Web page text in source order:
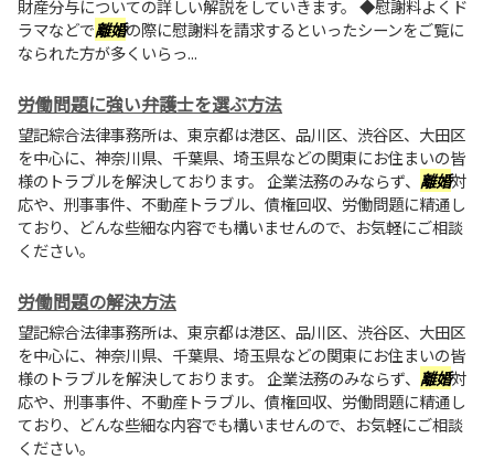
財産分与についての詳しい解説をしていきます。 ◆慰謝料よくド
ラマなどで離婚の際に慰謝料を請求するといったシーンをご覧に
なられた方が多くいらっ...
労働問題に強い弁護士を選ぶ方法
望記綜合法律事務所は、東京都は港区、品川区、渋谷区、大田区
を中心に、神奈川県、千葉県、埼玉県などの関東にお住まいの皆
様のトラブルを解決しております。 企業法務のみならず、 離婚対
応や、刑事事件、不動産トラブル、債権回収、労働問題に精通し
ており、どんな些細な内容でも構いませんので、お気軽にご相談
ください。
労働問題の解決方法
望記綜合法律事務所は、東京都は港区、品川区、渋谷区、大田区
を中心に、神奈川県、千葉県、埼玉県などの関東にお住まいの皆
様のトラブルを解決しております。 企業法務のみならず、 離婚対
応や、刑事事件、不動産トラブル、債権回収、労働問題に精通し
ており、どんな些細な内容でも構いませんので、お気軽にご相談
ください。